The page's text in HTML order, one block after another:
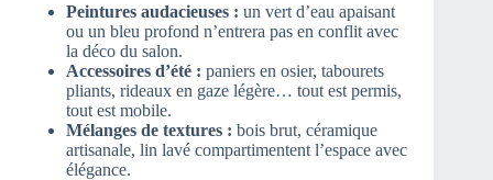
Peintures audacieuses : un vert d’eau apaisant
ou un bleu profond n’entrera pas en conflit avec
la déco du salon.
Accessoires d’été : paniers en osier, tabourets
pliants, rideaux en gaze légère… tout est permis,
tout est mobile.
Mélanges de textures : bois brut, céramique
artisanale, lin lavé compartimentent l’espace avec
élégance.